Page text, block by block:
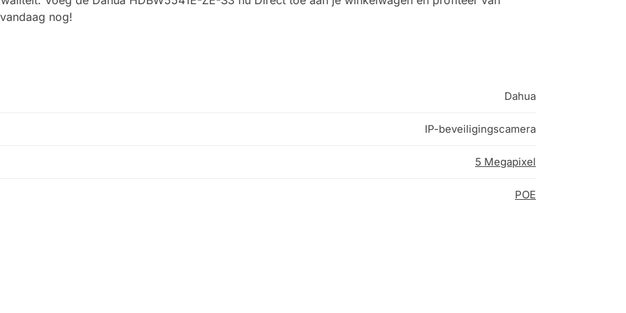
nog!
Dahua
IP-beveiligingscamera
5 Megapixel
POE